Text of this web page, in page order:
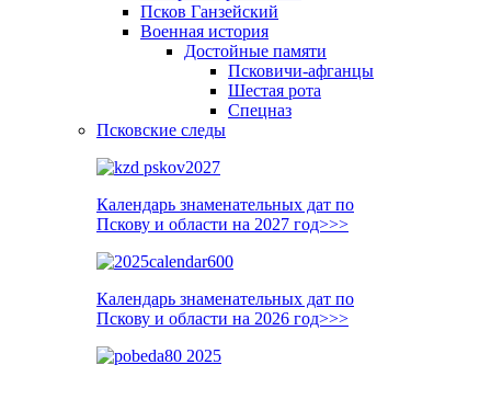
Псков Ганзейский
Военная история
Достойные памяти
Псковичи-афганцы
Шестая рота
Спецназ
Псковские следы
Календарь знаменательных дат по
Пскову и области на 2027 год>>>
Календарь знаменательных дат по
Пскову и области на 2026 год>>>